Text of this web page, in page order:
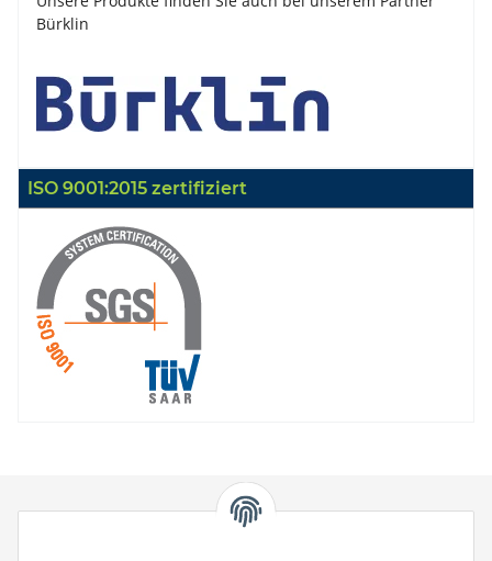
Bürklin
ISO 9001:2015 zertifiziert